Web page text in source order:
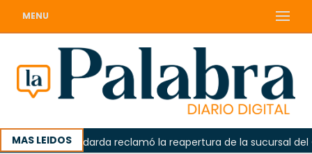
MENU
MAS LEIDOSOdarda reclamó la reapertura de la sucursal del